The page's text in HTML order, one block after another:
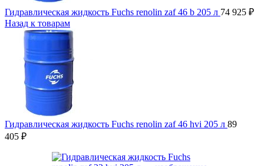
Гидравлическая жидкость Fuchs renolin zaf 46 b 205 л 74 925 ₽
Назад к товарам
Гидравлическая жидкость Fuchs renolin zaf 46 hvi 205 л 89
405 ₽